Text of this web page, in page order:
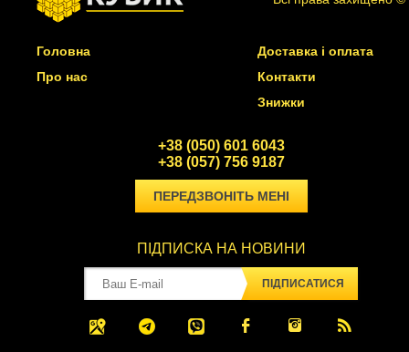
Головна
Про нас
Доставка і оплата
Контакти
Знижки
+38 (050) 601 6043
+38 (057) 756 9187
ПЕРЕДЗВОНІТЬ МЕНІ
ПІДПИСКА НА НОВИНИ
ПІДПИСАТИСЯ